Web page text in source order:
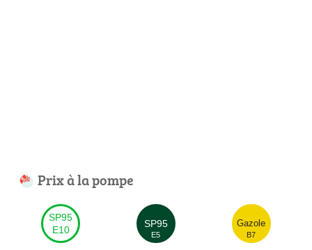
Prix à la pompe
SP95
E10
SP95
E5
Gazole
B7